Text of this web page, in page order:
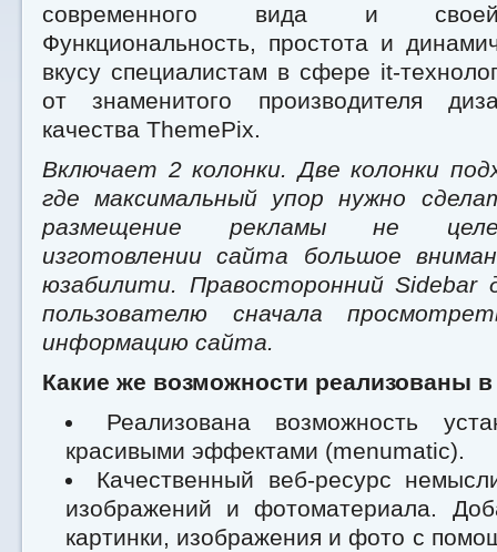
современного вида и своей
Функциональность, простота и
вкусу специалистам в сфере it-
от знаменитого производителя
качества ThemePix.
Включает 2 колонки. Две колонки
где максимальный упор нужно
размещение рекламы не
изготовлении сайта большое
юзабилити. Правосторонний Sidebar
пользователю сначала
информацию сайта.
Какие же возможности реализованы
Реализована возможность
красивыми эффектами (menumatic).
Качественный веб-ресурс
изображений и фотоматериала.
картинки, изображения и фото с